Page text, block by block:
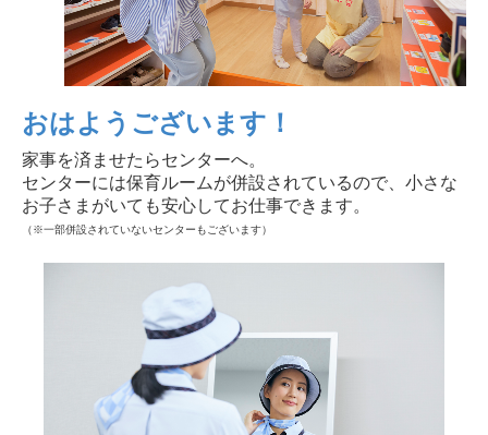
おはようございます！
家事を済ませたらセンターへ。
センターには保育ルームが併設されているので、小さな
お子さまがいても安心してお仕事できます。
（※一部併設されていないセンターもございます）